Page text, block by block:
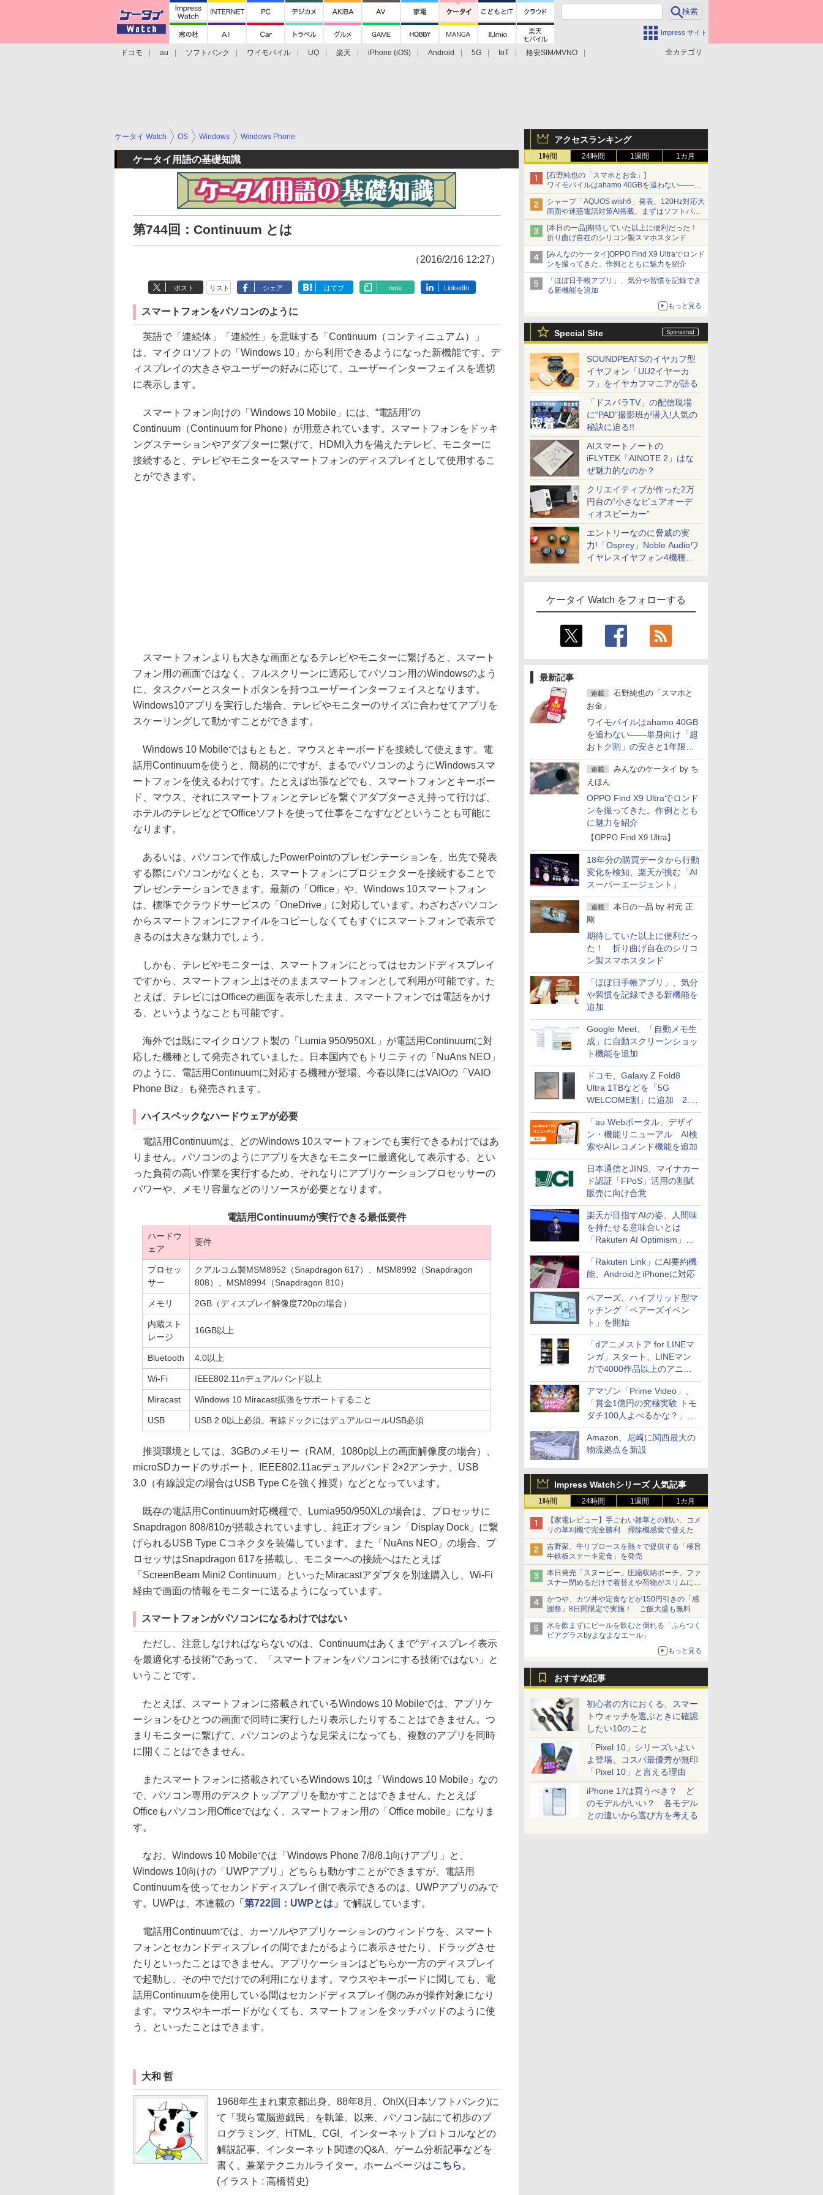
Impress サイト
全カテゴリ
ドコモ au ソフトバンク ワイモバイル UQ 楽天 iPhone (iOS) Android 5G IoT
格安SIM/MVNO
アクセスランキング
1時間 24時間 1週間 1カ月
[石野純也の「スマホとお金」]
ワイモバイルはahamo 40GBを追わない――単
身向け「超おトク割」の安さと1年限定の注意
点
シャープ「AQUOS wish6」発表、120Hz対応大
画面や迷惑電話対策AI搭載、まずはソフトバン
クの法人向け
[本日の一品]期待していた以上に便利だった！
折り曲げ自在のシリコン製スマホスタンド
[みんなのケータイ]OPPO Find X9 Ultraでロンド
ンを撮ってきた。作例とともに魅力を紹介
「ほぼ日手帳アプリ」、気分や習慣を記録でき
る新機能を追加
もっと見る
Special Site
SOUNDPEATSのイヤカフ型
イヤフォン「UU2イヤーカ
フ」をイヤカフマニアが語る
「ドスパラTV」の配信現場
に“PAD”撮影班が潜入!人気の
秘訣に迫る!!
AIスマートノートの
iFLYTEK「AINOTE 2」はな
ぜ魅力的なのか？
クリエイティブが作った2万
円台の“小さなピュアオーデ
ィオスピーカー”
エントリーなのに脅威の実
力!「Osprey」Noble Audioワ
イヤレスイヤフォン4機種を
ケータイ Watch をフォローする
最新記事
連載
石野純也の「スマホと
お金」
ワイモバイルはahamo 40GB
を追わない――単身向け「超
おトク割」の安さと1年限定
の注意点
連載 みんなのケータイ by ち
えほん
OPPO Find X9 Ultraでロンド
ンを撮ってきた。作例ととも
に魅力を紹介
【OPPO Find X9 Ultra】
18年分の購買データから行動
変化を検知、楽天が挑む「AI
スーパーエージェント」
連載 本日の一品 by 村元 正
剛
期待していた以上に便利だっ
た！ 折り曲げ自在のシリコ
ン製スマホスタンド
「ほぼ日手帳アプリ」、気分
や習慣を記録できる新機能を
追加
Google Meet、「自動メモ生
成」に自動スクリーンショッ
ト機能を追加
ドコモ、Galaxy Z Fold8
Ultra 1TBなどを「5G
WELCOME割」に追加 2.2
万円引き
「au Webポータル」デザイ
ン・機能リニューアル AI検
索やAIレコメンド機能を追加
日本通信とJINS、マイナカー
ド認証「FPoS」活用の割賦
販売に向け合意
楽天が目指すAIの姿、人間味
を持たせる意味合いとは
「Rakuten AI Optimism」三
木谷氏の基調講演
「Rakuten Link」にAI要約機
能、AndroidとiPhoneに対応
ペアーズ、ハイブリッド型マ
ッチング「ペアーズイベン
ト」を開始
「dアニメストア for LINEマ
ンガ」スタート、LINEマン
ガで4000作品以上のアニメ
見放題
アマゾン「Prime Video」、
「賞金1億円の究極実験 トモ
ダチ100人よべるかな？」シ
ーズン2の参加者公開
Amazon、尼崎に関西最大の
物流拠点を新設
Impress Watchシリーズ 人気記事
1時間 24時間 1週間 1カ月
【家電レビュー】手ごわい雑草との戦い、コメ
リの草刈機で完全勝利 掃除機感覚で使えた
吉野家、牛リブロースを熱々で提供する「極旨
牛鉄板ステーキ定食」を発売
本日発売「スヌーピー」圧縮収納ポーチ。ファ
スナー閉めるだけで着替えや荷物がスリムにま
とまる
かつや、カツ丼や定食などが150円引きの「感
謝祭」8日間限定で実施！ ご飯大盛も無料
水を飲まずにビールを飲むと倒れる「ふらつく
ビアグラスbyよなよなエール」
もっと見る
おすすめ記事
初心者の方におくる、スマー
トウォッチを選ぶときに確認
したい10のこと
「Pixel 10」シリーズいよい
よ登場、コスパ最優秀が無印
「Pixel 10」と言える理由
iPhone 17は買うべき？ ど
のモデルがいい？ 各モデル
との違いから選び方を考える
ケータイ Watch OS Windows Windows Phone
ケータイ用語の基礎知識
第744回：Continuum とは
（2016/2/16 12:27）
ポスト リスト シェア はてブ note LinkedIn
スマートフォンをパソコンのように
英語で「連続体」「連続性」を意味する「Continuum（コンティニュアム）」
は、マイクロソフトの「Windows 10」から利用できるようになった新機能です。デ
ィスプレイの大きさやユーザーの好みに応じて、ユーザーインターフェイスを適切
に表示します。
スマートフォン向けの「Windows 10 Mobile」には、“電話用”の
Continuum（Continuum for Phone）が用意されています。スマートフォンをドッキ
ングステーションやアダプターに繋げて、HDMI入力を備えたテレビ、モニターに
接続すると、テレビやモニターをスマートフォンのディスプレイとして使用するこ
とができます。
スマートフォンよりも大きな画面となるテレビやモニターに繋げると、スマート
フォン用の画面ではなく、フルスクリーンに適応してパソコン用のWindowsのよう
に、タスクバーとスタートボタンを持つユーザーインターフェイスとなります。
Windows10アプリを実行した場合、テレビやモニターのサイズに合わせてアプリを
スケーリングして動かすことができます。
Windows 10 Mobileではもともと、マウスとキーボードを接続して使えます。電
話用Continuumを使うと、簡易的にですが、まるでパソコンのようにWindowsスマ
ートフォンを使えるわけです。たとえば出張などでも、スマートフォンとキーボー
ド、マウス、それにスマートフォンとテレビを繋ぐアダプターさえ持って行けば、
ホテルのテレビなどでOfficeソフトを使って仕事をこなすなどということも可能に
なります。
あるいは、パソコンで作成したPowerPointのプレゼンテーションを、出先で発表
する際にパソコンがなくとも、スマートフォンにプロジェクターを接続することで
プレゼンテーションできます。最新の「Office」や、Windows 10スマートフォン
は、標準でクラウドサービスの「OneDrive」に対応しています。わざわざパソコン
からスマートフォンにファイルをコピーしなくてもすぐにスマートフォンで表示で
きるのは大きな魅力でしょう。
しかも、テレビやモニターは、スマートフォンにとってはセカンドディスプレイ
ですから、スマートフォン上はそのままスマートフォンとして利用が可能です。た
とえば、テレビにはOfficeの画面を表示したまま、スマートフォンでは電話をかけ
る、というようなことも可能です。
海外では既にマイクロソフト製の「Lumia 950/950XL」が電話用Continuumに対
応した機種として発売されていました。日本国内でもトリニティの「NuAns NEO」
のように、電話用Continuumに対応する機種が登場、今春以降にはVAIOの「VAIO
Phone Biz」も発売されます。
ハイスペックなハードウェアが必要
電話用Continuumは、どのWindows 10スマートフォンでも実行できるわけではあ
りません。パソコンのようにアプリを大きなモニターに最適化して表示する、とい
った負荷の高い作業を実行するため、それなりにアプリケーションプロセッサーの
パワーや、メモリ容量などのリソースが必要となります。
電話用Continuumが実行できる最低要件
ハードウ
ェア
要件
プロセッ
サー
クアルコム製MSM8952（Snapdragon 617）、MSM8992（Snapdragon
808）、MSM8994（Snapdragon 810）
メモリ 2GB（ディスプレイ解像度720pの場合）
内蔵スト
レージ
16GB以上
Bluetooth 4.0以上
Wi-Fi IEEE802.11nデュアルバンド以上
Miracast Windows 10 Miracast拡張をサポートすること
USB USB 2.0以上必須。有線ドックにはデュアルロールUSB必須
推奨環境としては、3GBのメモリー（RAM、1080p以上の画面解像度の場合）、
microSDカードのサポート、IEEE802.11acデュアルバンド 2×2アンテナ、USB
3.0（有線設定の場合はUSB Type Cを強く推奨）などとなっています。
既存の電話用Continuum対応機種で、Lumia950/950XLの場合は、プロセッサに
Snapdragon 808/810が搭載されていますし、純正オプション「Display Dock」に繋
げられるUSB Type Cコネクタを装備しています。また「NuAns NEO」の場合、プ
ロセッサはSnapdragon 617を搭載し、モニターへの接続へはたとえば
「ScreenBeam Mini2 Continuum」といったMiracastアダプタを別途購入し、Wi-Fi
経由で画面の情報をモニターに送るようになっています。
スマートフォンがパソコンになるわけではない
ただし、注意しなければならないのは、Continuumはあくまで“ディスプレイ表示
を最適化する技術”であって、「スマートフォンをパソコンにする技術ではない」と
いうことです。
たとえば、スマートフォンに搭載されているWindows 10 Mobileでは、アプリケ
ーションをひとつの画面で同時に実行したり表示したりすることはできません。つ
まりモニターに繋げて、パソコンのような見栄えになっても、複数のアプリを同時
に開くことはできません。
またスマートフォンに搭載されているWindows 10は「Windows 10 Mobile」なの
で、パソコン専用のデスクトップアプリを動かすことはできません。たとえば
Officeもパソコン用Officeではなく、スマートフォン用の「Office mobile」になりま
す。
なお、Windows 10 Mobileでは「Windows Phone 7/8/8.1向けアプリ」と、
Windows 10向けの「UWPアプリ」どちらも動かすことができますが、電話用
Continuumを使ってセカンドディスプレイ側で表示できるのは、UWPアプリのみで
す。UWPは、本連載の 「第722回：UWPとは」 で解説しています。
電話用Continuumでは、カーソルやアプリケーションのウィンドウを、スマート
フォンとセカンドディスプレイの間でまたがるように表示させたり、ドラッグさせ
たりといったことはできません。アプリケーションはどちらか一方のディスプレイ
で起動し、その中でだけでの利用になります。マウスやキーボードに関しても、電
話用Continuumを使用している間はセカンドディスプレイ側のみが操作対象になり
ます。マウスやキーボードがなくても、スマートフォンをタッチパッドのように使
う、といったことはできます。
大和 哲
1968年生まれ東京都出身。88年8月、Oh!X(日本ソフトバンク)に
て「我ら電脳遊戯民」を執筆。以来、パソコン誌にて初歩のプ
ログラミング、HTML、CGI、インターネットプロトコルなどの
解説記事、インターネット関連のQ&A、ゲーム分析記事などを
書く。兼業テクニカルライター。ホームページはこちら 。
(イラスト : 高橋哲史)